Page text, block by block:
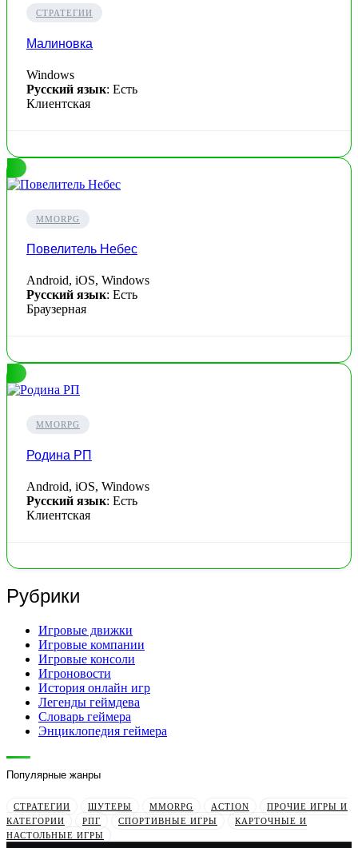
СТРАТЕГИИ
Малиновка
Windows
Русский язык: Есть
Клиентская
MMORPG
Повелитель Небес
Android, iOS, Windows
Русский язык: Есть
Браузерная
MMORPG
Родина РП
Android, iOS, Windows
Русский язык: Есть
Клиентская
Рубрики
Игровые движки
Игровые компании
Игровые консоли
Игроновости
История онлайн игр
Легенды геймдева
Словарь геймера
Энциклопедия геймера
Популярные жанры
СТРАТЕГИИ ШУТЕРЫ MMORPG ACTION
ПРОЧИЕ ИГРЫ И
КАТЕГОРИИ
РПГ СПОРТИВНЫЕ ИГРЫ
КАРТОЧНЫЕ И
НАСТОЛЬНЫЕ ИГРЫ